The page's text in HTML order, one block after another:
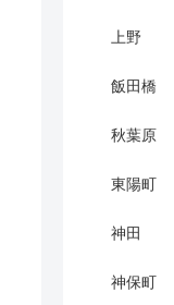
上野
飯田橋
秋葉原
東陽町
神田
神保町